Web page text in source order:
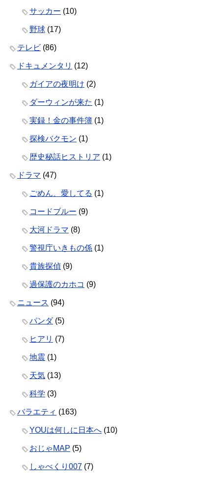
サッカー (10)
野球 (17)
テレビ (86)
ドキュメンタリ (12)
ガイアの夜明け (2)
ダーウィンが来た (1)
実録！金の事件簿 (1)
探検バクモン (1)
歴史秘話ヒストリア (1)
ドラマ (47)
ごめん、愛してる (1)
コードブルー (9)
大河ドラマ (8)
警視庁いきもの係 (1)
貴族探偵 (9)
過保護のカホコ (9)
ニュース (94)
パンダ(5)
ヒアリ (7)
地震 (1)
天気 (13)
科学 (3)
バラエティ (163)
YOUは何しに日本へ (10)
おじゃMAP (5)
しゃべくり007 (7)